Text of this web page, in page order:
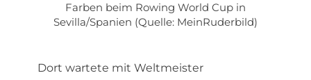
Farben beim Rowing World Cup in
Sevilla/Spanien (Quelle: MeinRuderbild)
Dort wartete mit Weltmeister